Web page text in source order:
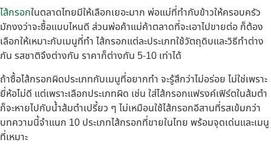
ไส้กรอกในตลาดไทยมีให้เลือกเยอะมาก พ่อแม่ที่ทำกับข้าวให้ครอบครัว
มักงงว่าจะซื้อแบบไหนดี ส่วนพ่อค้าแม่ค้าตลาดที่จะเอาไปขายต่อ ก็ต้อง
เลือกให้เหมาะกับเมนูที่ทำ ไส้กรอกแต่ละประเภทใช้วัตถุดิบและวิธีทำต่าง
กัน รสชาติจึงต่างกัน ราคาก็ต่างกัน 5-10 เท่าได้
ถ้าซื้อไส้กรอกผิดประเภทกับเมนูที่อยากทำ จะรู้สึกว่าไม่อร่อย ไม่ใช่เพราะ
ยี่ห้อไม่ดี แต่เพราะเลือกประเภทผิด เช่น ใส่ไส้กรอกแฟรงค์เฟิร์ตในส้มตำ
ก็จะหายไปกับน้ำส้มตำเปรี้ยว ๆ ไม่เหมือนใช้ไส้กรอกอีสานที่รสเข้มกว่า
บทความนี้จำแนก 10 ประเภทไส้กรอกที่ขายในไทย พร้อมจุดเด่นและเมนู
ที่เหมาะ